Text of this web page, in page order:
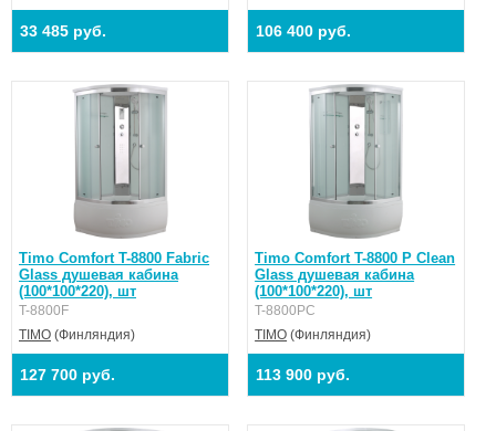
33 485 руб. 106 400 руб.
Timo Comfort T-8800 Fabric
Glass душевая кабина
(100*100*220), шт
T-8800F
TIMO (Финляндия)
127 700 руб.
Timo Comfort T-8800 P Clean
Glass душевая кабина
(100*100*220), шт
T-8800PC
TIMO (Финляндия)
113 900 руб.